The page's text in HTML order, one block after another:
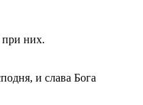
при них.
и слава Бога